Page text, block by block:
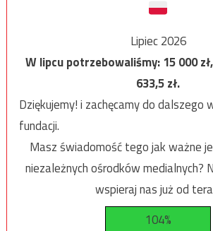
Lipiec 2026
W lipcu potrzebowaliśmy:15 000
633,5zł.
Dziękujemy! i zachęcamy do dalszego
fundacji.
Masz świadomość tego jak ważne
niezależnych ośrodków medialnych?
wspieraj nas już od
104%